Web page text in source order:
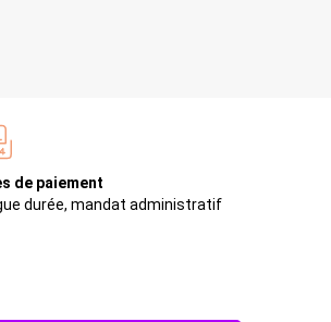
de paiement
durée, mandat administratif